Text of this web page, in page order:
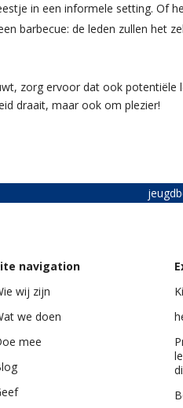
in een informele setting. Of
barbecue: de leden zullen het
zorg ervoor dat ook
draait, maar ook om plezier!
navigation
wij zijn
we doen
mee